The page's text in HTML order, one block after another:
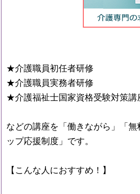
★介護職員初任者研修
★介護職員実務者研修
★介護福祉士国家資格受験対策講
などの講座を「働きながら」「
ップ応援制度」です。
【こんな人におすすめ！】